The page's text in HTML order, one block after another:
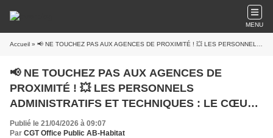
MENU
Accueil » 📢 NE TOUCHEZ PAS AUX AGENCES DE PROXIMITÉ ! 💥 LES PERSONNELS ADMINISTRATIFS ET TECHNIQUES : LE CŒUR DU SERVICE PUBLIC
📢 NE TOUCHEZ PAS AUX AGENCES DE
PROXIMITÉ ! 💥 LES PERSONNELS
ADMINISTRATIFS ET TECHNIQUES : LE CŒUR
DU SERVICE PUBLIC
Publié le 21/04/2026 à 09:07
Par CGT Office Public AB-Habitat